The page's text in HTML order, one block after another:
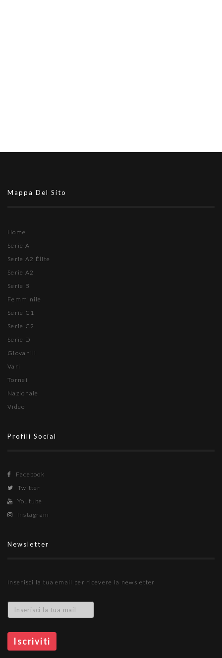
Mappa Del Sito
Home
Serie A
Serie A2 Élite
Serie A2
Serie B
Femminile
Serie C1
Serie C2
Serie D
Giovanili
Vari
Tornei
Nazionale
Video
Profili Social
Facebook
Twitter
Youtube
Instagram
Newsletter
Inserisci la tua email per ricevere la newsletter